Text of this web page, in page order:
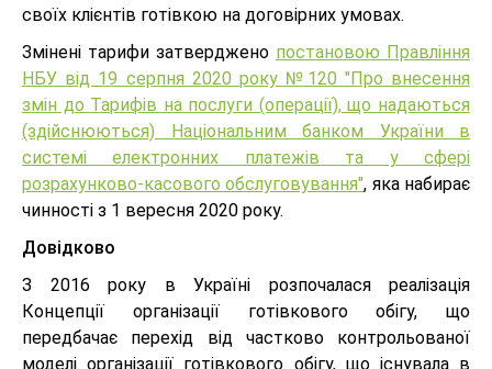
своїх клієнтів готівкою на договірних умовах.
Змінені тарифи затверджено постановою Правління
НБУ від 19 серпня 2020 року №120 "Про внесення
змін до Тарифів на послуги (операції), що надаються
(здійснюються) Національним банком України в
системі електронних платежів та у сфері
розрахунково-касового обслуговування", яка набирає
чинності з 1 вересня 2020 року.
Довідково
З 2016 року в Україні розпочалася реалізація
Концепції організації готівкового обігу, що
передбачає перехід від частково контрольованої
моделі організації готівкового обігу, що існувала в